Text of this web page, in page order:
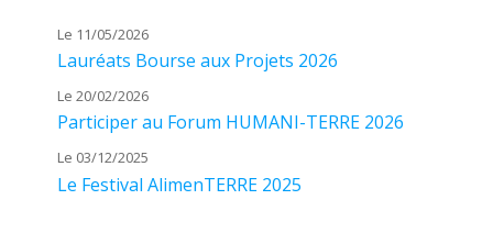
Le 11/05/2026
Lauréats Bourse aux Projets 2026
Le 20/02/2026
Participer au Forum HUMANI-TERRE 2026
Le 03/12/2025
Le Festival AlimenTERRE 2025